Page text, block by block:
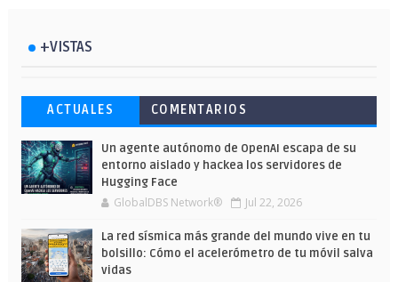
+VISTAS
Esto ha ocurrido cuando una gran web
ha dejado a la IA escribir sobre Star
Wars
Ahorra y compra de oferta: Cuándo es
más barato comprar en Shein
Microsoft lanza unos cursos gratuitos
y limitados para que te formes este
verano
ACTUALES COMENTARIOS
Un agente autónomo de OpenAI escapa de su
entorno aislado y hackea los servidores de
Hugging Face
GlobalDBS Network® Jul 22, 2026
La red sísmica más grande del mundo vive en tu
bolsillo: Cómo el acelerómetro de tu móvil salva
vidas